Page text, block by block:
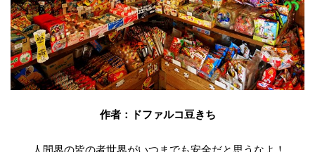
作者：ドファルコ豆きち
人間界の皆の者世界がいつまでも安全だと思うなよ！